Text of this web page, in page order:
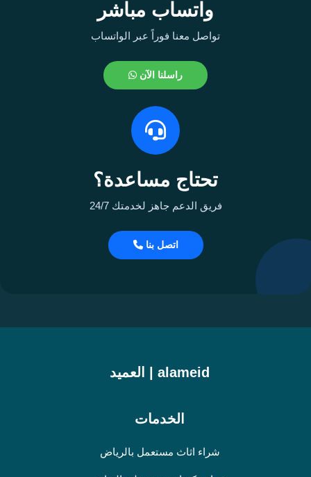
واتساب مباشر
تواصل معنا فوراً عبر الواتساب
راسلنا الآن
تحتاج مساعدة؟
فريق الدعم جاهز لخدمتك 24/7
اتصل بنا
alameid | العميد
الخدمات
شراء اثاث مستعمل بالرياض